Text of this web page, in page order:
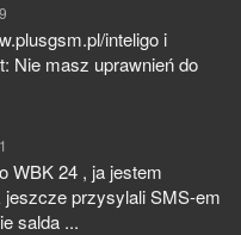
inteligo i
Nie masz uprawnień do
WBK 24 , ja jestem
przysylali SMS-em
salda ...